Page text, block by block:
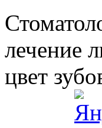
лечение
цвет